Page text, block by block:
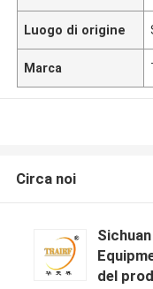
Luogo di origine
Marca
Circa noi
del